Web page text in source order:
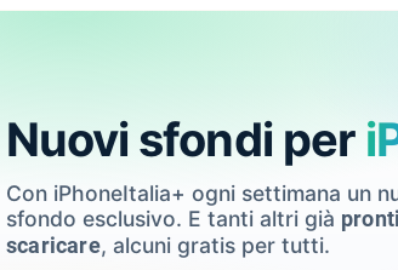
Nuovi sfondi per
Con iPhoneItalia+ ogni settimana un
sfondo esclusivo. E tanti altri già
scaricare, alcuni gratis per tutti.